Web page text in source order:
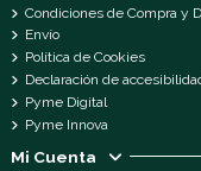
Condiciones de Compra y
Envío
Política de Cookies
Declaración de
Pyme Digital
Pyme Innova
Mi Cuenta